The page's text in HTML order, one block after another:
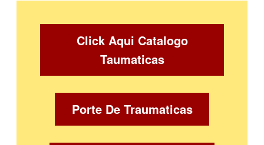
Click Aqui Catalogo
Taumaticas
Porte De Traumaticas